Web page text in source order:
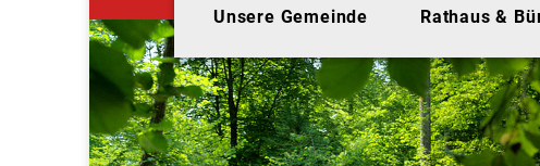
Unsere Gemeinde Rathaus &